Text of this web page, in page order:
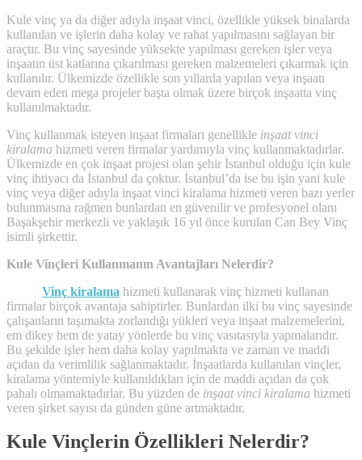
Kule vinç ya da diğer adıyla inşaat vinci, özellikle yüksek binalarda
kullanılan ve işlerin daha kolay ve rahat yapılmasını sağlayan bir
araçtır. Bu vinç sayesinde yüksekte yapılması gereken işler veya
inşaatın üst katlarına çıkarılması gereken malzemeleri çıkarmak için
kullanılır. Ülkemizde özellikle son yıllarda yapılan veya inşaatı
devam eden mega projeler başta olmak üzere birçok inşaatta vinç
kullanılmaktadır.
Vinç kullanmak isteyen inşaat firmaları genellikle inşaat vinci
kiralama hizmeti veren firmalar yardımıyla vinç kullanmaktadırlar.
Ülkemizde en çok inşaat projesi olan şehir İstanbul olduğu için kule
vinç ihtiyacı da İstanbul da çoktur. İstanbul’da ise bu işin yani kule
vinç veya diğer adıyla inşaat vinci kiralama hizmeti veren bazı yerler
bulunmasına rağmen bunlardan en güvenilir ve profesyonel olanı
Başakşehir merkezli ve yaklaşık 16 yıl önce kurulan Can Bey Vinç
isimli şirkettir.
Kule Vinçleri Kullanmanın Avantajları Nelerdir?
Vinç kiralama hizmeti kullanarak vinç hizmeti kullanan
firmalar birçok avantaja sahiptirler. Bunlardan ilki bu vinç sayesinde
çalışanların taşımakta zorlandığı yükleri veya inşaat malzemelerini,
em dikey hem de yatay yönlerde bu vinç vasıtasıyla yapmalarıdır.
Bu şekilde işler hem daha kolay yapılmakta ve zaman ve maddi
açıdan da verimlilik sağlanmaktadır. İnşaatlarda kullanılan vinçler,
kiralama yöntemiyle kullanıldıkları için de maddi açıdan da çok
pahalı olmamaktadırlar. Bu yüzden de inşaat vinci kiralama hizmeti
veren şirket sayısı da günden güne artmaktadır.
Kule Vinçlerin Özellikleri Nelerdir?